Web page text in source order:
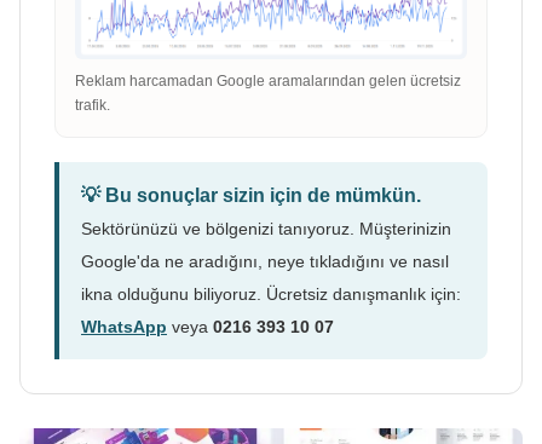
Reklam harcamadan Google aramalarından gelen ücretsiz
trafik.
💡 Bu sonuçlar sizin için de mümkün.
Sektörünüzü ve bölgenizi tanıyoruz. Müşterinizin
Google'da ne aradığını, neye tıkladığını ve nasıl
ikna olduğunu biliyoruz. Ücretsiz danışmanlık için:
WhatsApp veya 0216 393 10 07